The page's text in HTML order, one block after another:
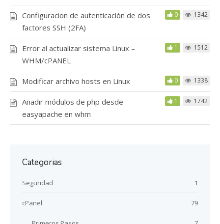
Configuracion de autenticación de dos
factores SSH (2FA)
0 1342
Error al actualizar sistema Linux –
WHM/cPANEL
1 1512
Modificar archivo hosts en Linux 0 1338
Añadir módulos de php desde
easyapache en whm
1 1742
Categorias
Seguridad 1
cPanel 79